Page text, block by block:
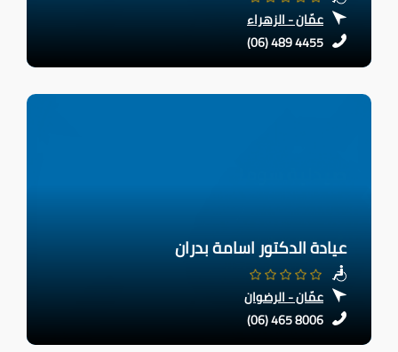
عمّان - الزهراء
(06) 489 4455
عيادة الدكتور اسامة بدران
عمّان - الرضوان
(06) 465 8006